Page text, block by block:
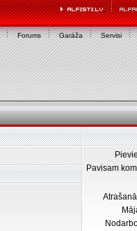
Forums Garāža Servisi
Pavisam